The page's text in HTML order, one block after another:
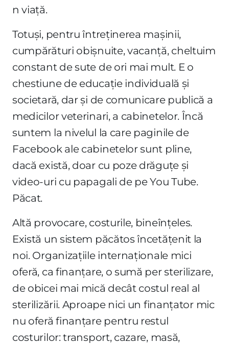
n viață.
Totuși, pentru întreținerea mașinii,
cumpărături obișnuite, vacanță, cheltuim
constant de sute de ori mai mult. E o
chestiune de educație individuală și
societară, dar și de comunicare publică a
medicilor veterinari, a cabinetelor. Încă
suntem la nivelul la care paginile de
Facebook ale cabinetelor sunt pline,
dacă există, doar cu poze drăguțe și
video-uri cu papagali de pe You Tube.
Păcat.
Altă provocare, costurile, bineînțeles.
Există un sistem păcătos încetățenit la
noi. Organizațiile internaționale mici
oferă, ca finanțare, o sumă per sterilizare,
de obicei mai mică decât costul real al
sterilizării. Aproape nici un finanțator mic
nu oferă finanțare pentru restul
costurilor: transport, cazare, masă,